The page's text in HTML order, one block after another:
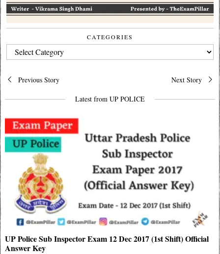
CATEGORIES
CATEGORIES
Post
navigation
Previous Story Next Story
Latest from UP POLICE
UP Police Sub Inspector Exam 12 Dec 2017 (1st Shift) Official
Answer Key